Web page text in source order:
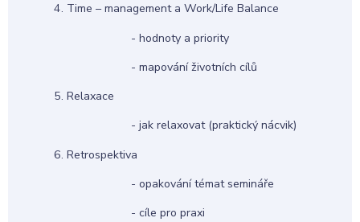
4. Time – management a Work/Life Balance
- hodnoty a priority
- mapování životních cílů
5. Relaxace
- jak relaxovat (praktický nácvik)
6. Retrospektiva
- opakování témat semináře
- cíle pro praxi